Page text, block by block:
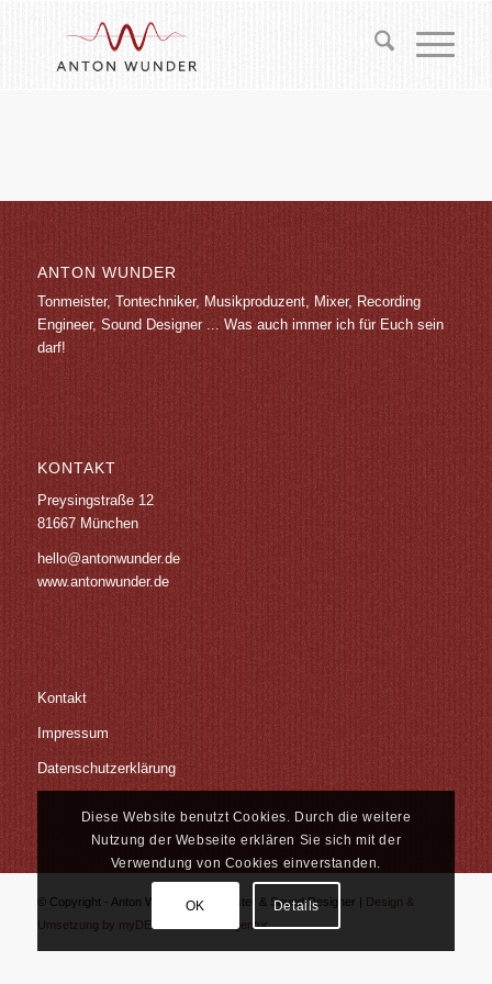
ANTON WUNDER
Tonmeister, Tontechniker, Musikproduzent, Mixer, Recording
Engineer, Sound Designer ... Was auch immer ich für Euch sein
darf!
KONTAKT
Preysingstraße 12
81667 München
hello@antonwunder.de
www.antonwunder.de
Kontakt
Impressum
Datenschutzerklärung
© Copyright - Anton Wunder | Tonmeister & Sound Designer |
Design &
Umsetzung by myDEZIGN - Werbeagentur
Diese Website benutzt Cookies. Durch die weitere
Nutzung der Webseite erklären Sie sich mit der
Verwendung von Cookies einverstanden.
OK Details